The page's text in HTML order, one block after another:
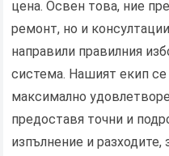
цена. Освен това, ние
ремонт, но и
направили правилния
система. Нашият екип се
максимално
предоставя точни и
изпълнение и разходите,